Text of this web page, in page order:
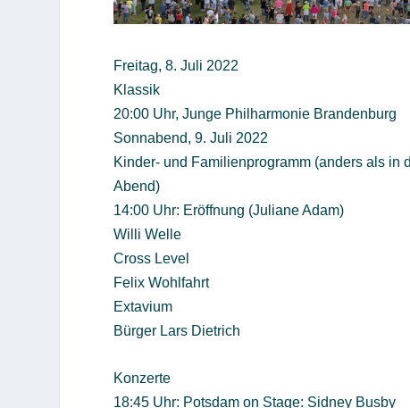
Freitag, 8. Juli 2022
Klassik
20:00 Uhr, Junge Philharmonie Brandenburg
Sonnabend, 9. Juli 2022
Kinder- und Familienprogramm (anders als in
Abend)
14:00 Uhr: Eröffnung (Juliane Adam)
Willi Welle
Cross Level
Felix Wohlfahrt
Extavium
Bürger Lars Dietrich
Konzerte
18:45 Uhr: Potsdam on Stage: Sidney Busby